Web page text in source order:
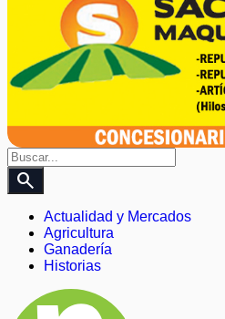
search
Actualidad y Mercados
Agricultura
Ganadería
Historias